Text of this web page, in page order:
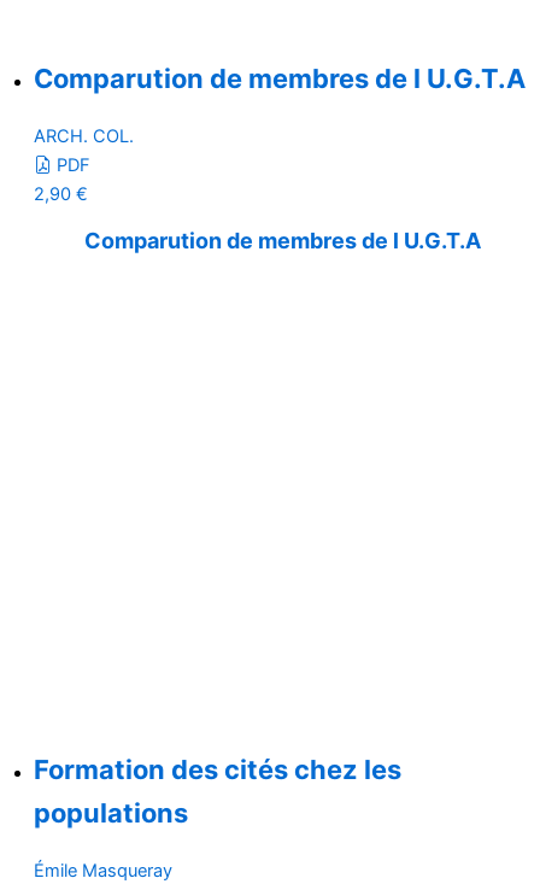
Comparution de membres de l U.G.T.A
ARCH. COL.
PDF
2,90 €
Comparution de membres de l U.G.T.A
Formation des cités chez les
populations
Émile Masqueray